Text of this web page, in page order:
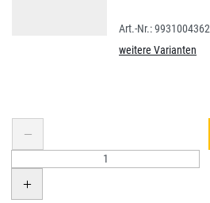
9931004362
weitere Varianten